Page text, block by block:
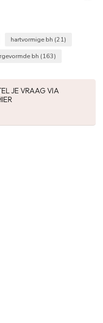
hartvormige bh (21)
bh (163)
JE VRAAG VIA